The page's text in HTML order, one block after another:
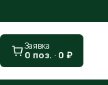
Заявка
0 поз. · 0 ₽